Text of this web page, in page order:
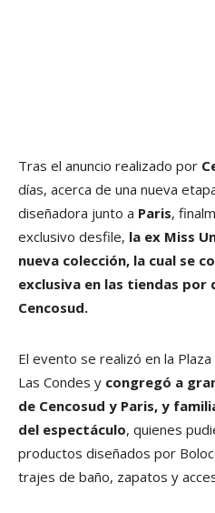
Tras el anuncio realizado por
días, acerca de una nueva
diseñadora junto a Paris,
exclusivo desfile, la ex Miss
nueva colección, la cual se
exclusiva en las tiendas
Cencosud.
El evento se realizó en la
Las Condes y congregó a
de Cencosud y Paris, y
del espectáculo, quienes
productos diseñados por
trajes de baño, zapatos y